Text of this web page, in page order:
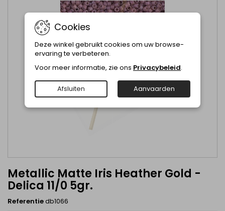
Metallic Matte Iris Heather Gold -
Delica 11/0 5gr.
Referentiedb1066
Cookies
Deze winkel gebruikt cookies om uw browse-
ervaring te verbeteren.
Voor meer informatie, zie ons Privacybeleid.
Afsluiten Aanvaarden